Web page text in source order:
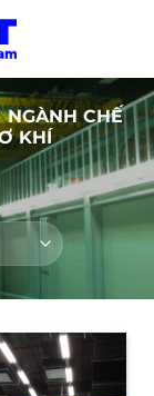
NGÀNH CHẾ
KHÍ